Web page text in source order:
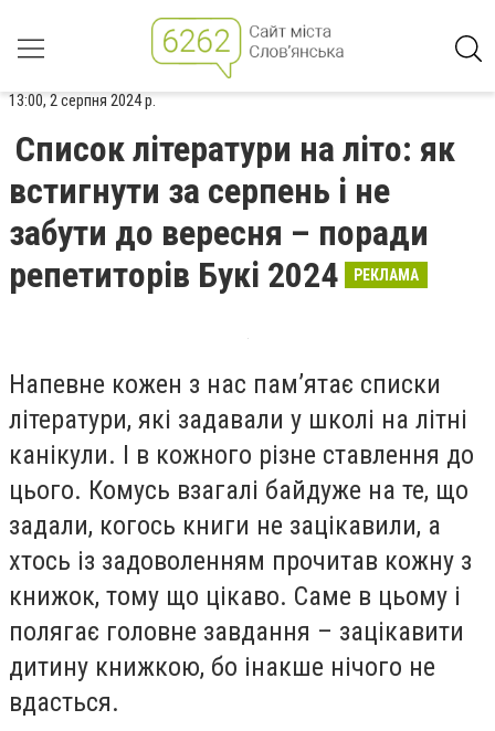
13:00, 2 серпня 2024 р.
Список літератури на літо: як
встигнути за серпень і не
забути до вересня – поради
репетиторів Букі 2024
РЕКЛАМА
Напевне кожен з нас пам’ятає списки
літератури, які задавали у школі на літні
канікули. І в кожного різне ставлення до
цього. Комусь взагалі байдуже на те, що
задали, когось книги не зацікавили, а
хтось із задоволенням прочитав кожну з
книжок, тому що цікаво. Саме в цьому і
полягає головне завдання – зацікавити
дитину книжкою, бо інакше нічого не
вдасться.